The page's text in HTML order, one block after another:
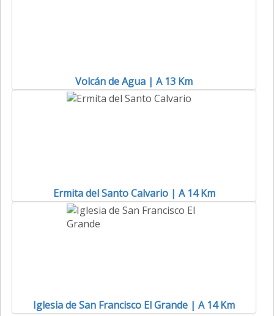
Volcán de Agua | A 13 Km
Ermita del Santo Calvario | A 14 Km
Iglesia de San Francisco El Grande | A 14 Km